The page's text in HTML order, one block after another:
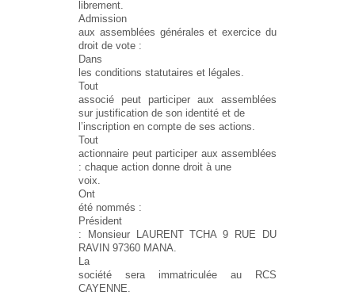
librement.
Admission
aux assemblées générales et exercice du
droit de vote :
Dans
les conditions statutaires et légales.
Tout
associé peut participer aux assemblées
sur justification de son identité et de
l’inscription en compte de ses actions.
Tout
actionnaire peut participer aux assemblées
: chaque action donne droit à une
voix.
Ont
été nommés :
Président
: Monsieur LAURENT TCHA 9 RUE DU
RAVIN 97360 MANA.
La
société sera immatriculée au RCS
CAYENNE.